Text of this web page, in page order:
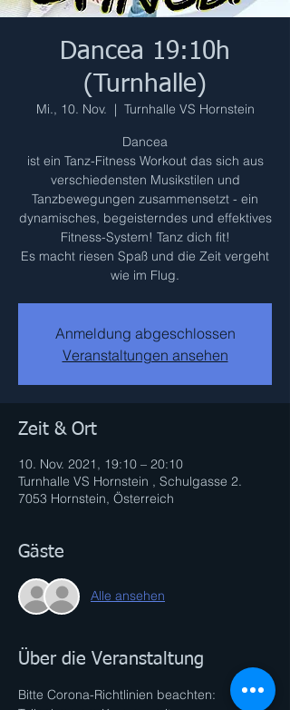
Dancea 19:10h
(Turnhalle)
Mi., 10. Nov.
  |
Turnhalle VS Hornstein
Dancea
ist ein Tanz-Fitness Workout das sich aus
verschiedensten Musikstilen und
Tanzbewegungen zusammensetzt - ein
dynamisches, begeisterndes und effektives
Fitness-System! Tanz dich fit!
Es macht riesen Spaß und die Zeit vergeht
wie im Flug.
Anmeldung abgeschlossen
Veranstaltungen ansehen
Zeit & Ort
10. Nov. 2021, 19:10 – 20:10
Turnhalle VS Hornstein , Schulgasse 2.
7053 Hornstein, Österreich
Gäste
Alle ansehen
Über die Veranstaltung
Bitte Corona-Richtlinien beachten: